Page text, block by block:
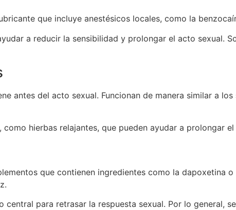
que incluye anestésicos locales, como la
a reducir la sensibilidad y prolongar el acto sexual.
antes del acto sexual. Funcionan de manera similar a
hierbas relajantes, que pueden ayudar a prolongar
que contienen ingredientes como la dapoxetina o
para retrasar la respuesta sexual. Por lo general,